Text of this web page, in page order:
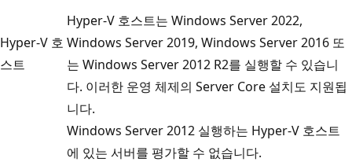
Hyper-V 호
스트
Hyper-V 호스트는 Windows Server 2022,
Windows Server 2019, Windows Server 2016 또
는 Windows Server 2012 R2를 실행할 수 있습니
다. 이러한 운영 체제의 Server Core 설치도 지원됩
니다.
Windows Server 2012 실행하는 Hyper-V 호스트
에 있는 서버를 평가할 수 없습니다.